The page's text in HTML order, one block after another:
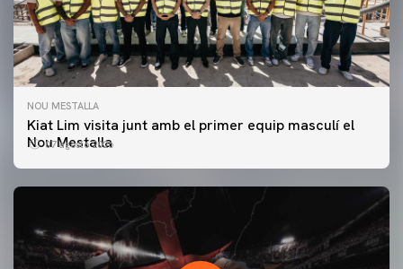
NOU MESTALLA
Kiat Lim visita junt amb el primer equip masculí el
Nou Mestalla
07 agosto 2026